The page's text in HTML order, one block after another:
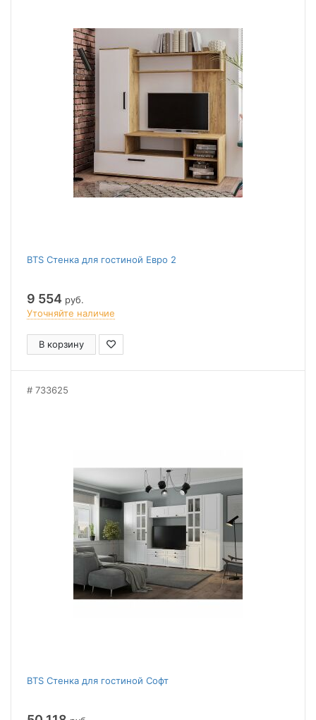
BTS Стенка для гостиной Евро 2
9 554 руб.
Уточняйте наличие
В корзину
733625
BTS Стенка для гостиной Софт